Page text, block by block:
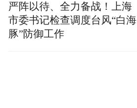
严阵以待、全力备战！上海
市委书记检查调度台风“白海
豚”防御工作